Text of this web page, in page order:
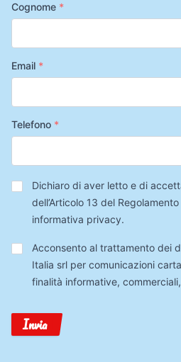
Cognome *
Email *
Telefono *
Privacy*
Dichiaro di aver letto e di
dell’Articolo 13 del
informativa privacy.
Trattamento
Dati
Acconsento al trattamento dei
Italia srl per comunicazioni
finalità informative,
Invia